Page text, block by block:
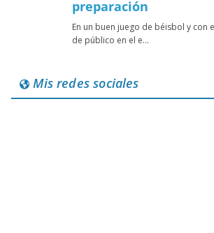
Mis redes sociales